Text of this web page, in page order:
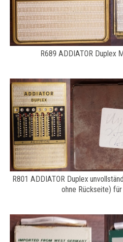
R689 ADDIATOR Duplex
R801 ADDIATOR Duplex
ohne Rückseite)